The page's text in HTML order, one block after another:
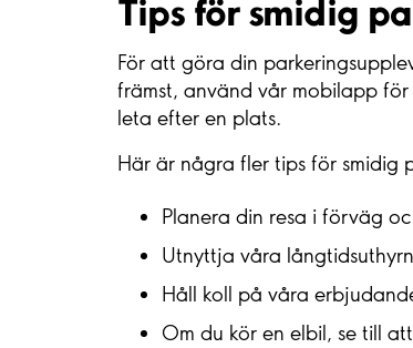
Tips för smidig
För att göra din
främst, använd vår mobilapp
leta efter en plats.
Här är några fler tips för smidig
Planera din resa i förväg
Utnyttja våra
Håll koll på våra
Om du kör en elbil, se till